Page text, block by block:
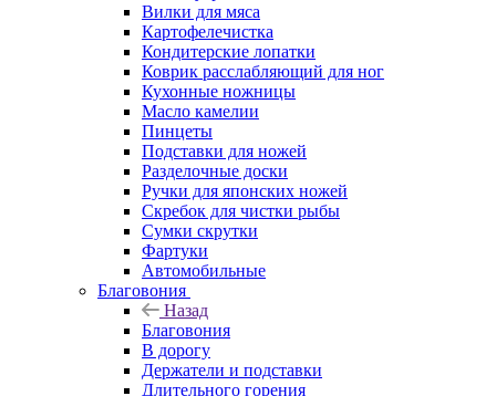
Вилки для мяса
Картофелечистка
Кондитерские лопатки
Коврик расслабляющий для ног
Кухонные ножницы
Масло камелии
Пинцеты
Подставки для ножей
Разделочные доски
Ручки для японских ножей
Скребок для чистки рыбы
Сумки скрутки
Фартуки
Автомобильные
Благовония
Назад
Благовония
В дорогу
Держатели и подставки
Длительного горения